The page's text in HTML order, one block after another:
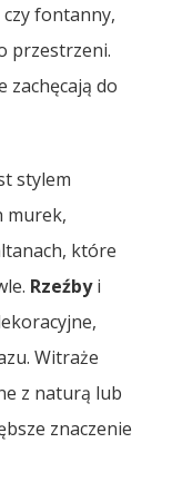
fontanny,
przestrzeni.
zachęcają do
stylem
murek,
które
Rzeźbyi
Witraże
z naturą lub
znaczenie